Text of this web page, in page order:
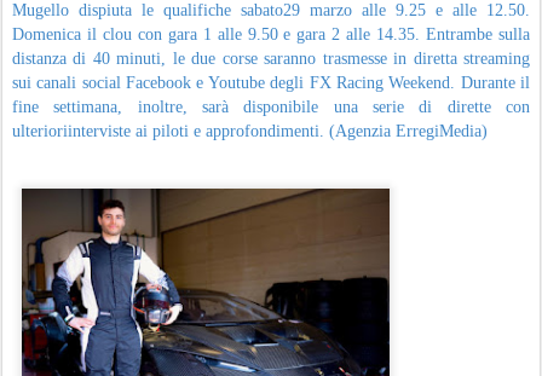
Mugello dispiuta le qualifiche sabato29 marzo alle 9.25 e alle 12.50.
Domenica il clou con gara 1 alle 9.50 e gara 2 alle 14.35. Entrambe sulla
distanza di 40 minuti, le due corse saranno trasmesse in diretta streaming
sui canali social Facebook e Youtube degli FX Racing Weekend. Durante il
fine settimana, inoltre, sarà disponibile una serie di dirette con
ulterioriinterviste ai piloti e approfondimenti. (Agenzia ErregiMedia)